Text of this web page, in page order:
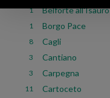
1 Belforte all'Isauro
1 Borgo Pace
8 Cagli
3 Cantiano
3 Carpegna
11 Cartoceto